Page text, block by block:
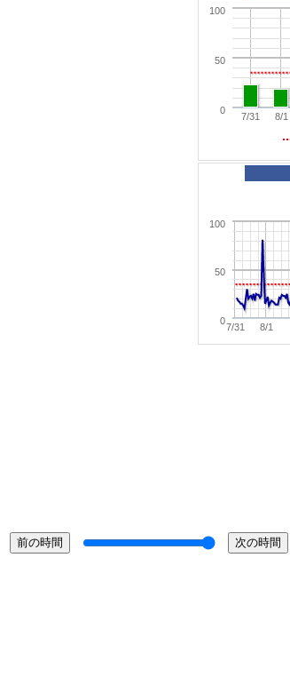
7/31 8/1
0
50
100
7/31 8/1
0
50
100